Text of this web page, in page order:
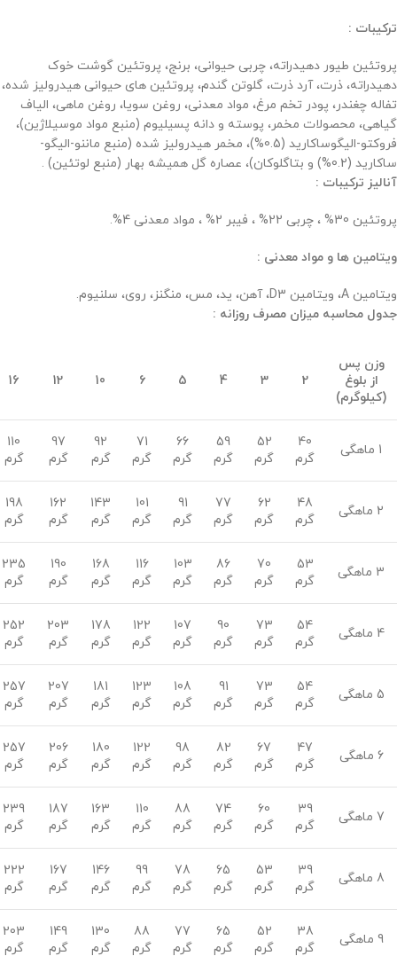
ترکیبات :
پروتئین طیور دهیدراته، چربی حیوانی، برنج، پروتئین گوشت خوک
دهیدراته، ذرت، آرد ذرت، گلوتن گندم، پروتئین های حیوانی هیدرولیز شده،
تفاله چغندر، پودر تخم مرغ، مواد معدنی، روغن سویا، روغن ماهی، الیاف
گیاهی، محصولات مخمر، پوسته و دانه پسیلیوم (منبع مواد موسیلاژین)،
فروکتو-الیگوساکارید (0.5%)، مخمر هیدرولیز شده (منبع ماننو-الیگو-
ساکارید (0.2%) و بتاگلوکان)، عصاره گل همیشه بهار (منبع لوتئین) .
آنالیز ترکیبات :
پروتئین 30% ، چربی 22% ، فیبر 2% ، مواد معدنی 4%.
ویتامین ها و مواد معدنی :
ویتامین A، ویتامین D3، آهن، ید، مس، منگنز، روی، سلنیوم.
جدول محاسبه میزان مصرف روزانه :
وزن پس
از بلوغ
(کیلوگرم)
2
3
4
5
6
10
12
16
1 ماهگی
40
گرم
52
گرم
59
گرم
66
گرم
71
گرم
92
گرم
97
گرم
110
گرم
2 ماهگی
48
گرم
62
گرم
77
گرم
91
گرم
101
گرم
143
گرم
162
گرم
198
گرم
3 ماهگی
53
گرم
70
گرم
86
گرم
103
گرم
116
گرم
168
گرم
190
گرم
235
گرم
4 ماهگی
54
گرم
73
گرم
90
گرم
107
گرم
122
گرم
178
گرم
203
گرم
252
گرم
5 ماهگی
54
گرم
73
گرم
91
گرم
108
گرم
123
گرم
181
گرم
207
گرم
257
گرم
6 ماهگی
47
گرم
67
گرم
82
گرم
98
گرم
122
گرم
180
گرم
206
گرم
257
گرم
7 ماهگی
39
گرم
60
گرم
74
گرم
88
گرم
110
گرم
163
گرم
187
گرم
239
گرم
8 ماهگی
39
گرم
53
گرم
65
گرم
78
گرم
99
گرم
146
گرم
167
گرم
222
گرم
9 ماهگی
38
گرم
52
گرم
65
گرم
77
گرم
88
گرم
130
گرم
149
گرم
203
گرم